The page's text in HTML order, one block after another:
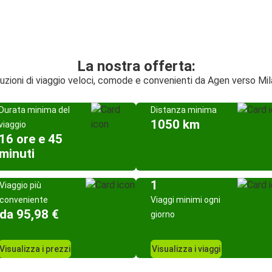
La nostra offerta:
di viaggio veloci, comode e convenienti da Agen verso
minima del
ore e 45
Distanza minima
1050 km
Viaggio più
conveniente
da 95,98 €
Visualizza i prezzi
1
Viaggi minimi ogni
giorno
Visualizza i viaggi